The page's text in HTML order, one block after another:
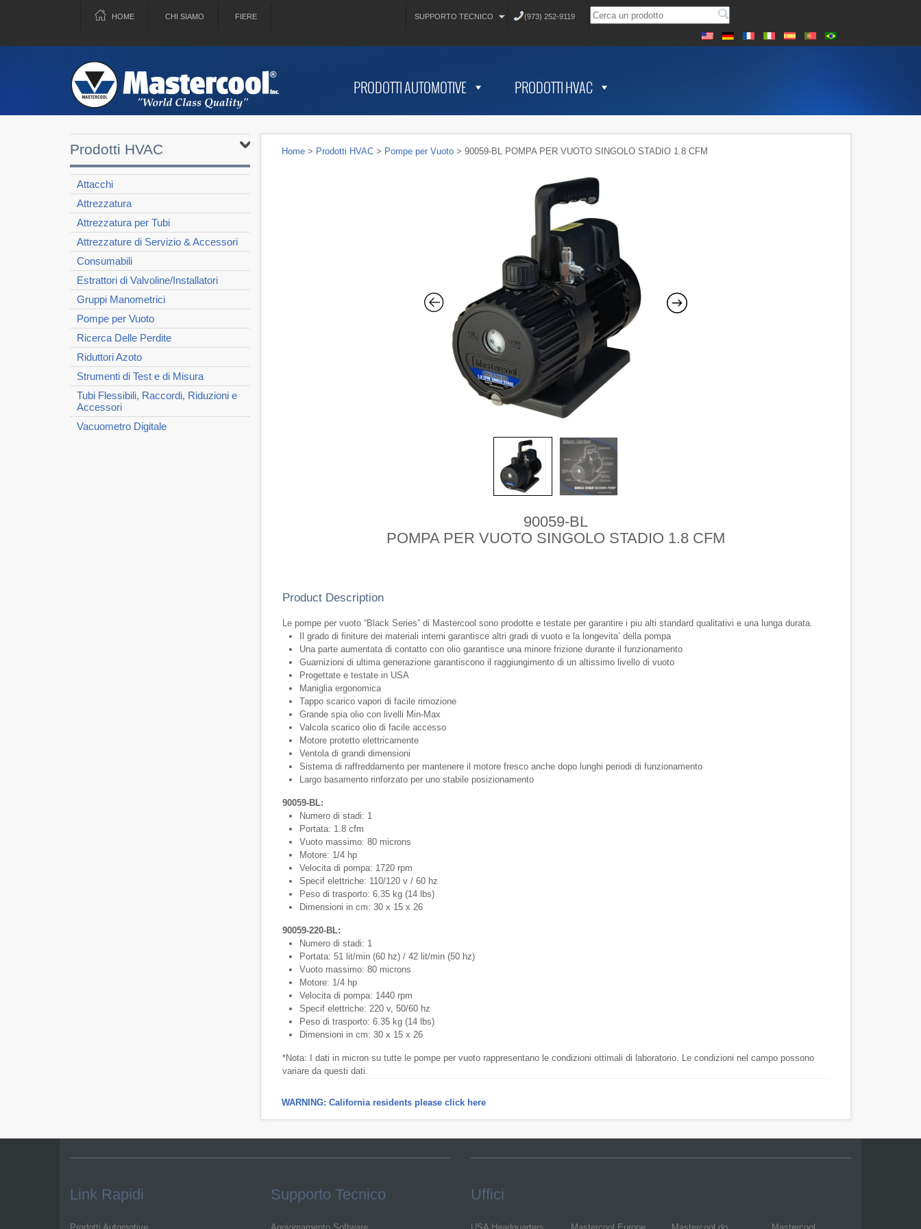
HOME CHI SIAMO FIERE SUPPORTO TECNICO (973) 252-9119
PRODOTTI AUTOMOTIVE PRODOTTI HVAC
Prodotti HVAC
Attacchi
Attrezzatura
Attrezzatura per Tubi
Attrezzature di Servizio & Accessori
Consumabili
Estrattori di Valvoline/Installatori
Gruppi Manometrici
Pompe per Vuoto
Ricerca Delle Perdite
Riduttori Azoto
Strumenti di Test e di Misura
Tubi Flessibili, Raccordi, Riduzioni e
Accessori
Vacuometro Digitale
Home> Prodotti HVAC> Pompe per Vuoto> 90059-BL POMPA PER VUOTO SINGOLO STADIO 1.8 CFM
90059-BL
POMPA PER VUOTO SINGOLO STADIO 1.8 CFM
Product Description
Le pompe per vuoto “Black Series” di Mastercool sono prodotte e testate per garantire i piu alti standard qualitativi e una lunga durata.
Il grado di finiture dei materiali interni garantisce altri gradi di vuoto e la longevita’ della pompa
Una parte aumentata di contatto con olio garantisce una minore frizione durante il funzionamento
Guarnizioni di ultima generazione garantiscono il raggiungimento di un altissimo livello di vuoto
Progettate e testate in USA
Maniglia ergonomica
Tappo scarico vapori di facile rimozione
Grande spia olio con livelli Min-Max
Valcola scarico olio di facile accesso
Motore protetto elettricamente
Ventola di grandi dimensioni
Sistema di raffreddamento per mantenere il motore fresco anche dopo lunghi periodi di funzionamento
Largo basamento rinforzato per uno stabile posizionamento
90059-BL:
Numero di stadi: 1
Portata: 1.8 cfm
Vuoto massimo: 80 microns
Motore: 1/4 hp
Velocita di pompa: 1720 rpm
Specif elettriche: 110/120 v / 60 hz
Peso di trasporto: 6.35 kg (14 lbs)
Dimensioni in cm: 30 x 15 x 26
90059-220-BL:
Numero di stadi: 1
Portata: 51 lit/min (60 hz) / 42 lit/min (50 hz)
Vuoto massimo: 80 microns
Motore: 1/4 hp
Velocita di pompa: 1440 rpm
Specif elettriche: 220 v, 50/60 hz
Peso di trasporto: 6.35 kg (14 lbs)
Dimensioni in cm: 30 x 15 x 26
*Nota: I dati in micron su tutte le pompe per vuoto rappresentano le condizioni ottimali di laboratorio. Le condizioni nel campo possono
variare da questi dati.
WARNING: California residents please click here
Link Rapidi Supporto Tecnico Uffici